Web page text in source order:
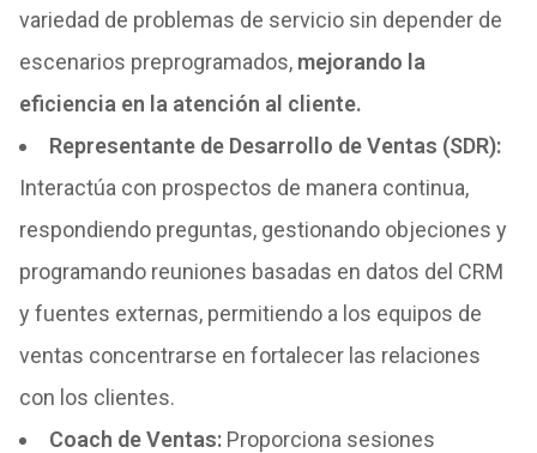
variedad de problemas de servicio sin depender de
escenarios preprogramados, mejorando la
eficiencia en la atención al cliente.
Representante de Desarrollo de Ventas (SDR):
Interactúa con prospectos de manera continua,
respondiendo preguntas, gestionando objeciones y
programando reuniones basadas en datos del CRM
y fuentes externas, permitiendo a los equipos de
ventas concentrarse en fortalecer las relaciones
con los clientes.
Coach de Ventas:Proporciona sesiones